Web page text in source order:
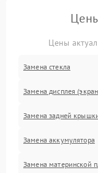
Цены
Замена стекла
Замена дисплея
Замена задней
Замена аккумулятора
Замена материнской